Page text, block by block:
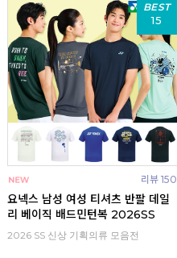
BEST
15
리뷰 150
요넥스 남성 여성 티셔츠 반팔 데일
리 베이직 배드민턴복 2026SS
2026 SS 신상 기획의류 모음전